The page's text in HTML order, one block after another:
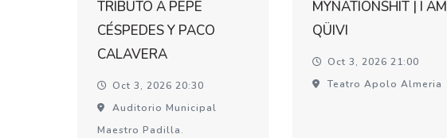
TRIBUTO A PEPE
CÉSPEDES Y PACO
CALAVERA
Oct 3, 2026 20:30
Auditorio Municipal
Maestro Padilla.
MYNATIONSHIT | I AM
QÜIVI
Oct 3, 2026 21:00
Teatro Apolo Almeria